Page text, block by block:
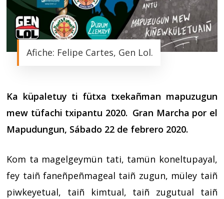
Afiche: Felipe Cartes, Gen Lol.
Ka küpaletuy ti fütxa txekañman mapuzugun
mew tüfachi txipantu 2020. Gran Marcha por el
Mapudungun, Sábado 22 de febrero 2020.
Kom ta magelgeymün tati, tamün koneltupayal,
fey taiñ faneñpeñmageal taiñ zugun, müley taiñ
piwkeyetual, taiñ kimtual, taiñ zugutual taiñ